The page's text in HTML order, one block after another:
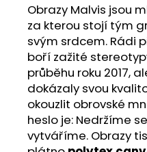
Obrazy Malvis jsou
za kterou stojí tým
svým srdcem. Rádi
boří zažité
průběhu roku 2017,
dokázaly svou
okouzlit obrovské
heslo je: Nedržíme
vytváříme. Obrazy